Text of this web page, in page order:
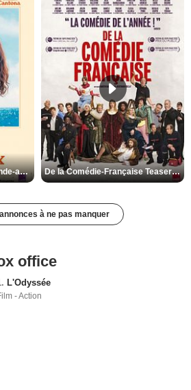
Les Matins merveilleux Bande-annonce VF De la Comédie-Française Teaser VF
à ne pas manquer
office
L'Odyssée
- Action